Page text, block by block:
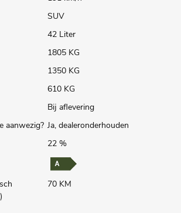
SUV
42 Liter
1805 KG
1350 KG
610 KG
Bij aflevering
aanwezig? Ja, dealeronderhouden
22 %
70 KM